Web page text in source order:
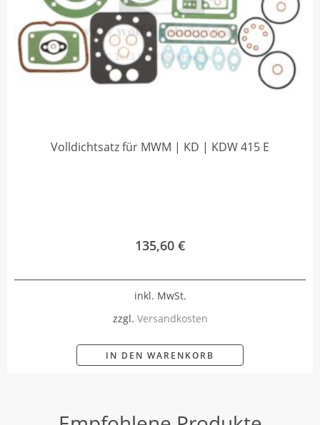
Volldichtsatz für MWM | KD | KDW 415 E
135,60 €
inkl. MwSt.
zzgl. Versandkosten
IN DEN WARENKORB